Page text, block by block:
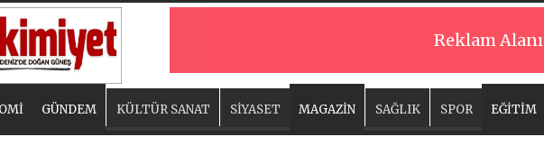
Reklam Alanı
GÜNDEM KÜLTÜR SANAT SİYASET MAGAZİN SAĞLIK SPOR EĞİTİM